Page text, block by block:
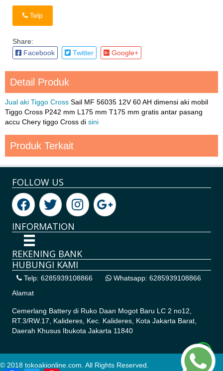
Telp
Share:
Facebook
Twitter Google+
Detail Produk
Jual aki Tiggo Cross Sail MF 56035 12V 60 AH dimensi aki mobil
Tiggo Cross P242 mm L175 mm T175 mm gratis antar pasang
accu Chery tiggo Cross di sini
Produk Terkait
FOLLOW US
INFORMATION
REKENING BANK
HUBUNGI KAMI
Telp: 6285939108866
Whatsapp: 6285939108866
Alamat
Cemerlang Battery di Ruko Daan Mogot Baru LC 2 no12,
RT.3/RW.17, Kalideres, Kec. Kalideres, Kota Jakarta Barat,
Daerah Khusus Ibukota Jakarta 11840
© 2018 tokoakionline.com. All Rights Reserved.